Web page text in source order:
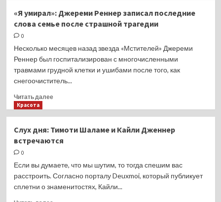
Венсан
Кассель
Кунаки
расстались
«Я умирал»: Джереми Реннер записал последние
слова семье после страшной трагедии
0
Несколько месяцев назад звезда «Мстителей» Джереми
Реннер был госпитализирован с многочисленными
травмами грудной клетки и ушибами после того, как
снегоочиститель...
Читать далееПрочитать
умирал»:
Джереми
последние
слова
семье
Красота
Слух дня: Тимоти Шаламе и Кайли Дженнер
встречаются
0
Если вы думаете, что мы шутим, то тогда спешим вас
расстроить. Согласно порталу Deuxmoi, который публикует
сплетни о знаменитостях, Кайли...